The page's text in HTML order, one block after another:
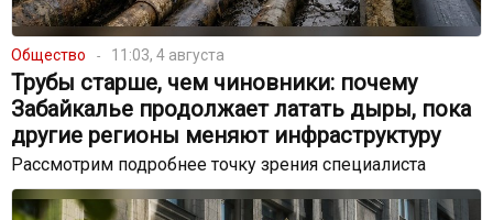
Общество 11:03, 4 августа
Трубы старше, чем чиновники: почему
Забайкалье продолжает латать дыры, пока
другие регионы меняют инфраструктуру
Рассмотрим подробнее точку зрения специалиста